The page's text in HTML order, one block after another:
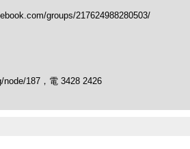
groups/217624988280503/
187，電 3428 2426